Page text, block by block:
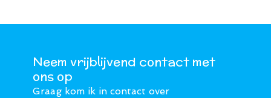
Neem vrijblijvend contact met
ons op
Graag kom ik in contact over